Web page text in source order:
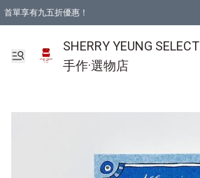
首單享有九五折優惠！
SHERRY YEUNG SELECT
手作·選物店